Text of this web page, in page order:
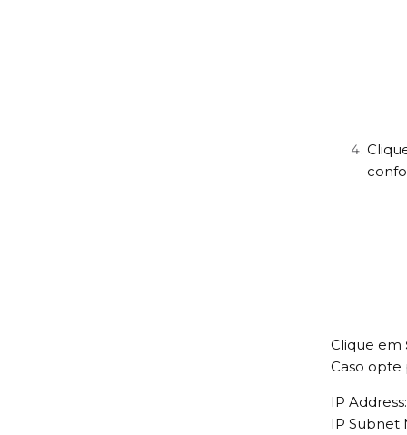
Clique em
Caso opte
IP
IP Subnet